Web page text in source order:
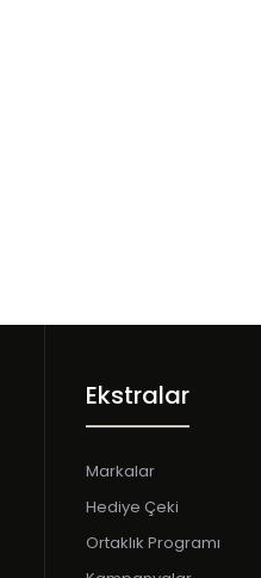
Ekstralar
Markalar
Hediye Çeki
Ortaklık Programı